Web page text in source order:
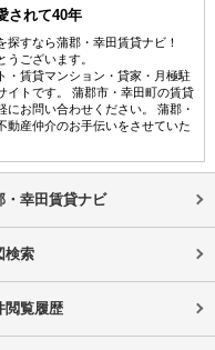
されて40年
すなら蒲郡・幸田賃貸ナビ！
ございます。
・賃貸マンション・貸家・月極駐
イトです。 蒲郡市・幸田町の賃貸
お問い合わせください。 蒲郡・
動産仲介のお手伝いをさせていた
・幸田賃貸ナビ
検索
閲覧履歴